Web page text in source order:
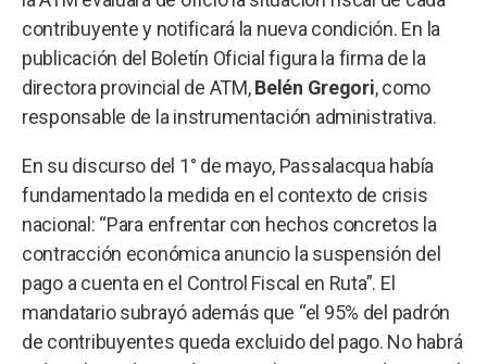
contribuyente y notificará la nueva condición. En la
publicación del Boletín Oficial figura la firma de la
directora provincial de ATM,Belén Gregori, como
responsable de la instrumentación administrativa.
En su discurso del 1° de mayo, Passalacqua había
fundamentado la medida en el contexto de crisis
nacional: “Para enfrentar con hechos concretos la
contracción económica anuncio la suspensión del
pago a cuenta en el Control Fiscal en Ruta”. El
mandatario subrayó además que “el 95% del padrón
de contribuyentes queda excluido del pago. No habrá